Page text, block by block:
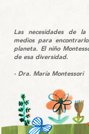
Las necesidades de la
medios para
planeta. El niño
de esa diversidad.
- Dra. María Montessori